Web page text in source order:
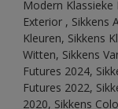
Modern Klassieke
Exterior , Sikkens
Kleuren, Sikkens
Witten, Sikkens
Futures 2024,
Futures 2022,
2020, Sikkens